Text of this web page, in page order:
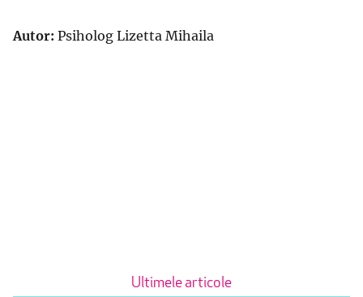
Autor: Psiholog Lizetta Mihaila
Ultimele articole